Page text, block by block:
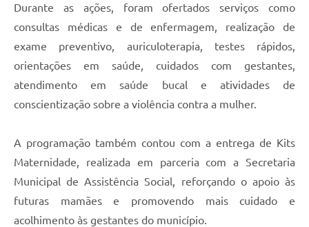
Durante as ações, foram ofertados serviços como
consultas médicas e de enfermagem, realização de
exame preventivo, auriculoterapia, testes rápidos,
orientações em saúde, cuidados com gestantes,
atendimento em saúde bucal e atividades de
conscientização sobre a violência contra a mulher.
A programação também contou com a entrega de Kits
Maternidade, realizada em parceria com a Secretaria
Municipal de Assistência Social, reforçando o apoio às
futuras mamães e promovendo mais cuidado e
acolhimento às gestantes do município.